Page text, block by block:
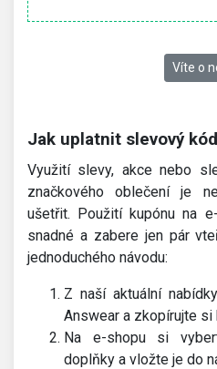
Víte o
Jak uplatnit slevový
Využití slevy, akce nebo
značkového oblečení je
ušetřit. Použití kupónu na
snadné a zabere jen pár
jednoduchého návodu:
Z naší aktuální
Answear a zkopírujte si
Na e-shopu si
doplňky a vložte je do